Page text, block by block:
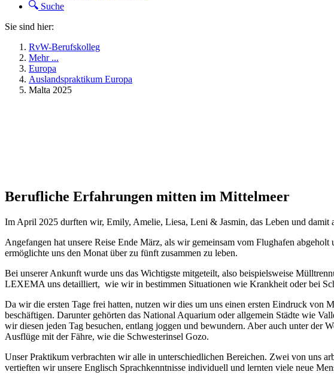
Suche
Sie sind hier:
RvW-Berufskolleg
Mehr ...
Europa
Auslandspraktikum Europa
Malta 2025
Berufliche Erfahrungen mitten im Mittelmeer
Im April 2025 durften wir, Emily, Amelie, Liesa, Leni & Jasmin, das Leben und damit
Angefangen hat unsere Reise Ende März, als wir gemeinsam vom Flughafen
ermöglichte uns den Monat über zu fünft zusammen zu leben.
Bei unserer Ankunft wurde uns das Wichtigste mitgeteilt, also beispielsweise
LEXEMA uns detailliert, wie wir in bestimmen Situationen wie Krankheit oder bei
Da wir die ersten Tage frei hatten, nutzen wir dies um uns einen ersten Eindruck von
beschäftigen. Darunter gehörten das National Aquarium oder allgemein Städte wie
wir diesen jeden Tag besuchen, entlang joggen und bewundern. Aber auch unter
Ausflüge mit der Fähre, wie die Schwesterinsel Gozo.
Unser Praktikum verbrachten wir alle in unterschiedlichen Bereichen. Zwei von uns
vertieften wir unsere Englisch Sprachkenntnisse individuell und lernten viele neue